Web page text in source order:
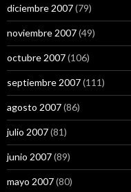
diciembre 2007(79)
noviembre 2007(49)
octubre 2007(106)
septiembre 2007(111)
agosto 2007(86)
julio 2007(81)
junio 2007(89)
mayo 2007(80)